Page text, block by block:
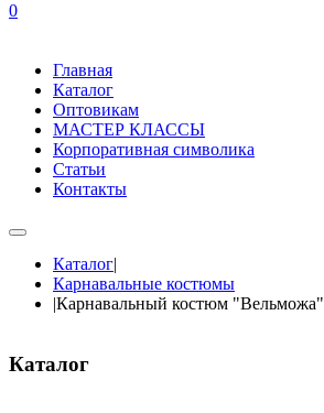
0
Главная
Каталог
Оптовикам
МАСТЕР КЛАССЫ
Корпоративная символика
Статьи
Контакты
Каталог|
Карнавальные костюмы
|Карнавальный костюм "Вельможа"
Каталог